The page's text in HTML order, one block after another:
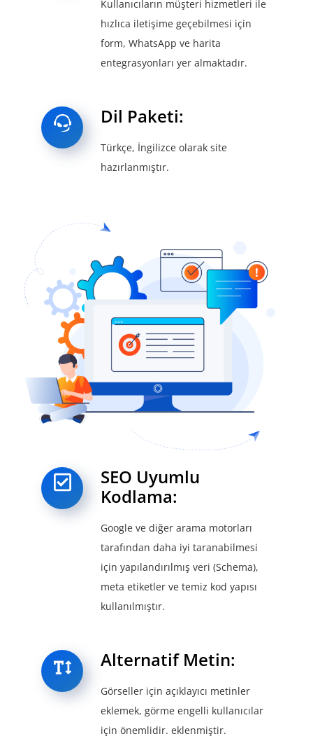
Kullanıcıların müşteri hizmetleri ile
hızlıca iletişime geçebilmesi için
form, WhatsApp ve harita
entegrasyonları yer almaktadır.
Dil Paketi:
Türkçe, İngilizce olarak site
hazırlanmıştır.
SEO Uyumlu
Kodlama:
Google ve diğer arama motorları
tarafından daha iyi taranabilmesi
için yapılandırılmış veri (Schema),
meta etiketler ve temiz kod yapısı
kullanılmıştır.
Alternatif Metin:
Görseller için açıklayıcı metinler
eklemek, görme engelli kullanıcılar
için önemlidir. eklenmiştir.